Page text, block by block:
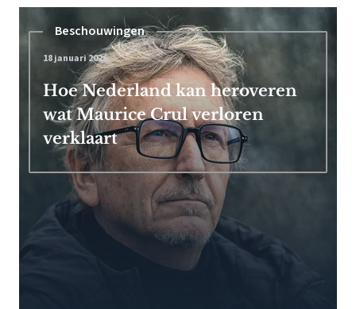
Beschouwingen
18 januari 2026
Hoe Nederland kan heroveren
wat Maurice Crul verloren
verklaart